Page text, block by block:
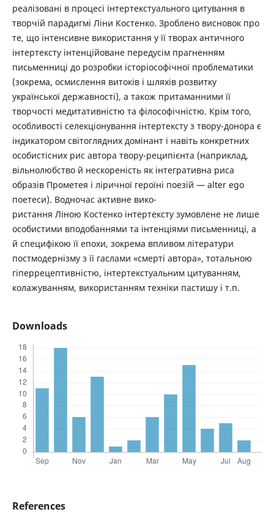
реалізовані в процесі інтеpтекстуального цитування в
творчій парадигмі Ліни Костенко. Зроблено висновок про
те, що інтенсивне використання у її творах античного
інтертексту інтенційоване передусім прагненням
письменниці до розробки істоpіософічної пpоблематики
(зокрема, осмислення витоків і шляхів розвитку
української державності), а також притаманними її
творчості медитативністю та філософічністю. Крім того,
особливості селекціонування інтертексту з твору-донора є
індикатором світоглядних домінант і навіть конкретних
особистісних рис автора твору-реципієнта (наприклад,
вільнолюбство й нескореність як інтегративна риса
образів Прометея і ліричної героїні поезій — alter ego
поетеси). Водночас активне вико-
ристання Ліною Костенко інтертексту зумовлене не лише
особистими вподобаннями та інтенціями письменниці, а
й специфікою її епохи, зокрема впливом літератури
постмодернізму з її гаслами «смерті автора», тотальною
гіперрецептивністю, інтертекстуальним цитуванням,
колажуванням, використанням техніки пастишу і т.п.
Downloads
References